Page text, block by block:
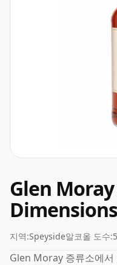
Glen Moray
지역:Speyside알코올 도수:
Glen Moray 증류소에서